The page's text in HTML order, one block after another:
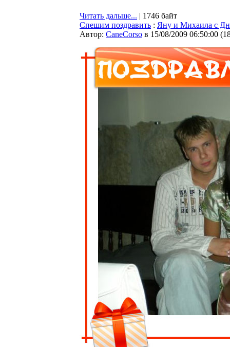
Читать дальше... | 1746 байт
Спешим поздравить : Яну и Михаила с
Автор: CaneCorso в 15/08/2009 06:50:00 (